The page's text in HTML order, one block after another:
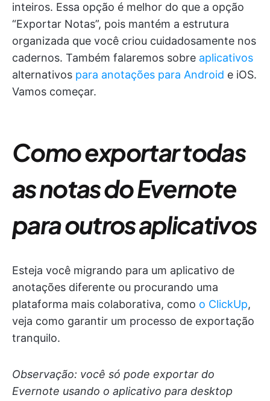
inteiros. Essa opção é melhor do que a opção
“Exportar Notas”, pois mantém a estrutura
organizada que você criou cuidadosamente nos
cadernos. Também falaremos sobre aplicativos
alternativos para anotações para Android e iOS.
Vamos começar.
Como exportar todas
as notas do Evernote
para outros aplicativos
Esteja você migrando para um aplicativo de
anotações diferente ou procurando uma
plataforma mais colaborativa, como o ClickUp,
veja como garantir um processo de exportação
tranquilo.
Observação: você só pode exportar do
Evernote usando o aplicativo para desktop